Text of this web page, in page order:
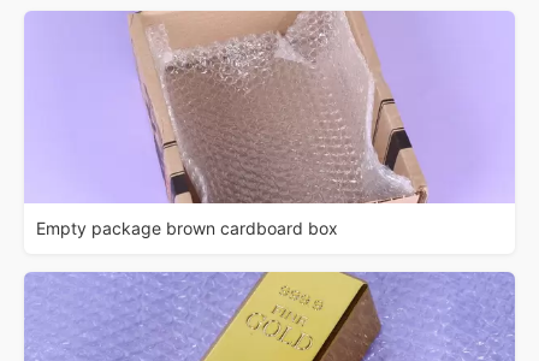
Empty package brown cardboard box